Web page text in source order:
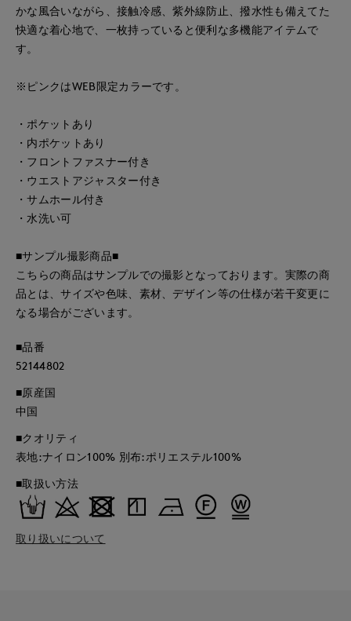
かな風合いながら、接触冷感、紫外線防止、撥水性も備えてた
快適な着心地で、一枚持っていると便利な多機能アイテムで
す。
※ピンクはWEB限定カラーです。
・ポケットあり
・内ポケットあり
・フロントファスナー付き
・ウエストアジャスター付き
・サムホール付き
・水洗い可
■サンプル撮影商品■
こちらの商品はサンプルでの撮影となっております。実際の商
品とは、サイズや色味、素材、デザイン等の仕様が若干変更に
なる場合がございます。
■品番
52144802
■原産国
中国
■クオリティ
表地:ナイロン100% 別布:ポリエステル100%
■取扱い方法
取り扱いについて